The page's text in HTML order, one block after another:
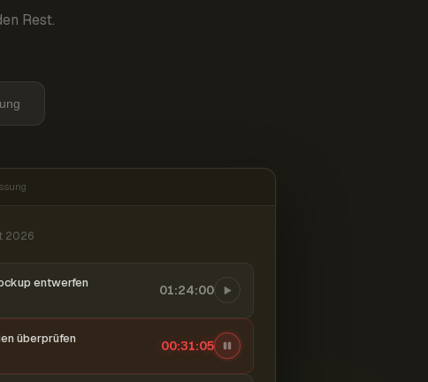
Rest.
2026
entwerfen 01:24:00
überprüfen 00:31:06